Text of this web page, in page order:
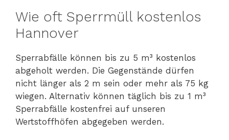
Wie oft Sperrmüll kostenlos
Hannover
Sperrabfälle können bis zu 5 m³ kostenlos
abgeholt werden. Die Gegenstände dürfen
nicht länger als 2 m sein oder mehr als 75 kg
wiegen. Alternativ können täglich bis zu 1 m³
Sperrabfälle kostenfrei auf unseren
Wertstoffhöfen abgegeben werden.